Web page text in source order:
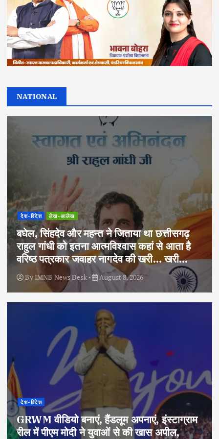
NATIONAL
देश-विदेश लेख-आलेख
बघेल, सिंहदेव और महन्त ने जिताया था छत्तीसगढ़
राहुल गांधी को इतना आत्मविश्वास कहां से आता है
वरिष्ठ पत्रकार जवाहर नागदेव की खरी… खरी…
By IMNB News Desk August 8, 2026
देश-विदेश
GRWM वीडियो बनाएं, हैंडलूम अपनाएं, इंस्टाग्राम
रील में पीएम मोदी ने युवाओं से की खास अपील,